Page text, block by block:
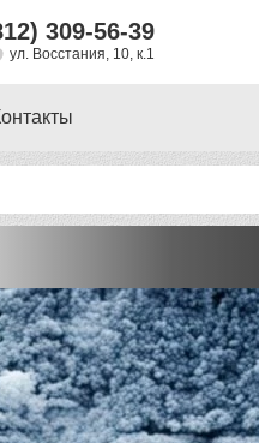
309-56-39
ул. Восстания, 10, к.1